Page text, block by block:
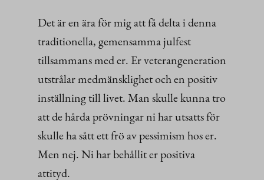
Det är en ära för mig att få delta i denna
traditionella, gemensamma julfest
tillsammans med er. Er veterangeneration
utstrålar medmänsklighet och en positiv
inställning till livet. Man skulle kunna tro
att de hårda prövningar ni har utsatts för
skulle ha sått ett frö av pessimism hos er.
Men nej. Ni har behållit er positiva
attityd.